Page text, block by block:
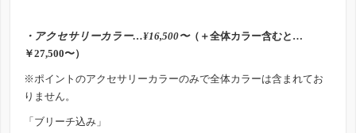
・アクセサリーカラー…¥16,500〜（＋全体カラー含むと…
￥27,500〜）
※ポイントのアクセサリーカラーのみで全体カラーは含まれてお
りません。
「ブリーチ込み」